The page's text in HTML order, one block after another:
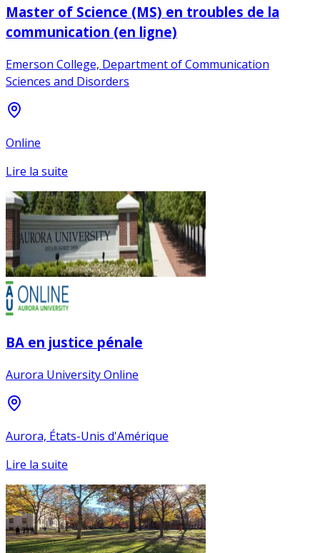
Master of Science (MS) en troubles de la
communication (en ligne)
Emerson College, Department of Communication
Sciences and Disorders
Online
Lire la suite
BA en justice pénale
Aurora University Online
Aurora, États-Unis d'Amérique
Lire la suite